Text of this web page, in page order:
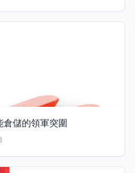
儲的領軍突圍